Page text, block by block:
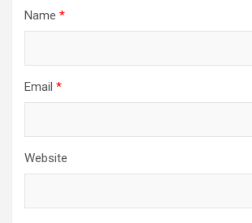
Name *
Email *
Website